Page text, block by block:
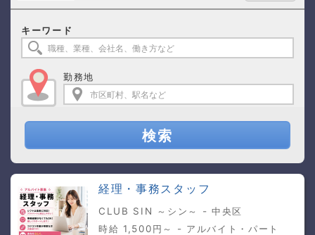
キーワード
勤務地
検索
経理・事務スタッフ
CLUB SIN ～シン～ - 中央区
時給 1,500円～ - アルバイト・パート